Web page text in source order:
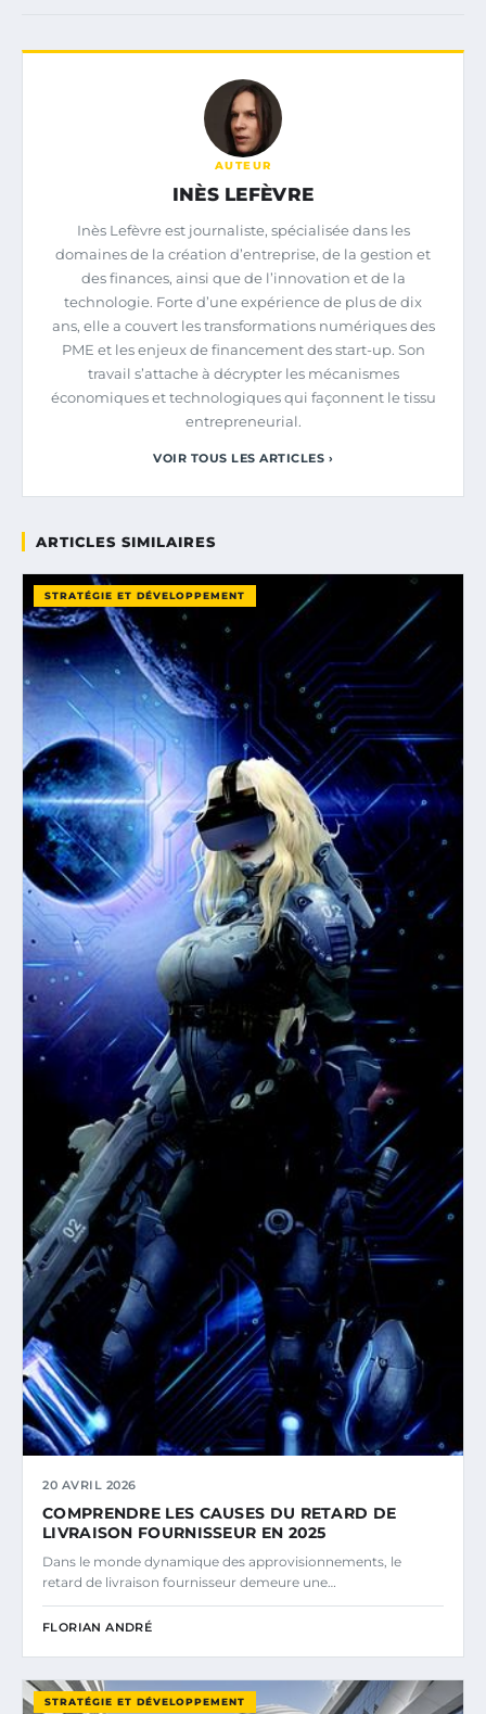
AUTEUR
INÈS LEFÈVRE
Inès Lefèvre est journaliste, spécialisée dans les
domaines de la création d’entreprise, de la gestion et
des finances, ainsi que de l’innovation et de la
technologie. Forte d’une expérience de plus de dix
ans, elle a couvert les transformations numériques des
PME et les enjeux de financement des start-up. Son
travail s’attache à décrypter les mécanismes
économiques et technologiques qui façonnent le tissu
entrepreneurial.
VOIR TOUS LES ARTICLES ›
ARTICLES SIMILAIRES
STRATÉGIE ET DÉVELOPPEMENT
20 AVRIL 2026
COMPRENDRE LES CAUSES DU RETARD DE
LIVRAISON FOURNISSEUR EN 2025
Dans le monde dynamique des approvisionnements, le
retard de livraison fournisseur demeure une…
FLORIAN ANDRÉ
STRATÉGIE ET DÉVELOPPEMENT